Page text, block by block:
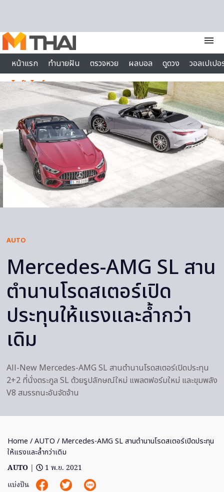
menu
หน้าแรก
ทำนายฝัน ตรวจหวย ผลบอล ดูดวง
วอลเปเป
ไลฟ์สไตล์
AUTO
Mercedes-AMG SL สาน
ตำนานโรดสเตอร์เปิด
ประทุนให้แรงและล้ำกว่า
เดิม
All-New Mercedes-AMG SL สานตำนานโรดสเตอร์เปิดประทุน
2+2 ที่นั่งตระกูล SL ด้วยรูปลักษณ์ใหม่ แพลตฟอร์มใหม่ และขุมพลัง
V8 สมรรถนะอันจัดจ้าน
Home /AUTO / Mercedes-AMG SL สานตำนานโรดสเตอร์เปิดประทุน
ให้แรงและล้ำกว่าเดิม
AUTO |
1 พ.ย. 2021
แบ่งปัน